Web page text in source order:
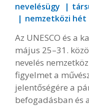
nevelésügy
nemzetközi hét
Az UNESCO és a
május 25–31.
nevelés
figyelmet a
jelentőségére a
befogadásban és